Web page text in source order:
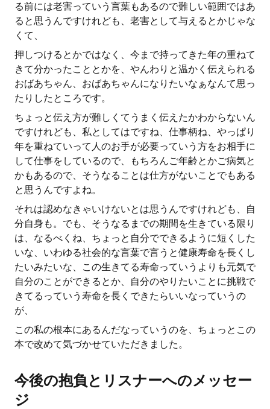
る前には老害っていう言葉もあるので難しい範囲ではあ
ると思うんですけれども、老害として与えるとかじゃな
くて、
押しつけるとかではなく、今まで持ってきた年の重ねて
きて分かったこととかを、やんわりと温かく伝えられる
おばあちゃん、おばあちゃんになりたいなぁなんて思っ
たりしたところです。
ちょっと伝え方が難しくてうまく伝えたかわからないん
ですけれども、私としてはですね、仕事柄ね、やっぱり
年を重ねていって人のお手が必要っていう方をお相手に
して仕事をしているので、もちろんご年齢とかご病気と
かもあるので、そうなることは仕方がないことでもある
と思うんですよね。
それは認めなきゃいけないとは思うんですけれども、自
分自身も。でも、そうなるまでの期間を生きている限り
は、なるべくね、ちょっと自分でできるように短くした
いな、いわゆる社会的な言葉で言うと健康寿命を長くし
たいみたいな、この生きてる寿命っていうよりも元気で
自分のことができるとか、自分のやりたいことに挑戦で
きてるっていう寿命を長くできたらいいなっていうの
が、
この私の根本にあるんだなっていうのを、ちょっとこの
本で改めて気づかせていただきました。
今後の抱負とリスナーへのメッセー
ジ